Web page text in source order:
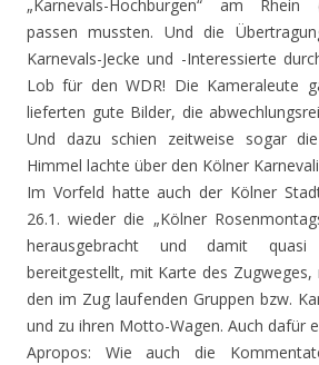
„Karnevals-Hochburgen“ am Rhein
passen mussten. Und die
Karnevals-Jecke und -Interessierte
Lob für den WDR! Die Kameraleute
lieferten gute Bilder, die
Und dazu schien zeitweise sogar
Himmel lachte über den Kölner
Im Vorfeld hatte auch der Kölner
26.1. wieder die „Kölner
herausgebracht und damit quasi
bereitgestellt, mit Karte des
den im Zug laufenden Gruppen bzw.
und zu ihren Motto-Wagen. Auch dafür
Apropos: Wie auch die